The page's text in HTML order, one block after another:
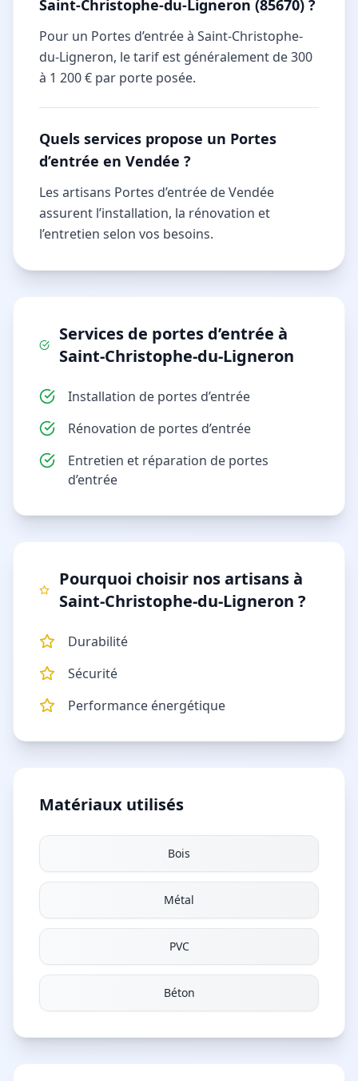
Saint-Christophe-du-Ligneron (85670) ?
Pour un Portes d’entrée à Saint-Christophe-
du-Ligneron, le tarif est généralement de 300
à 1 200 € par porte posée.
Quels services propose un Portes
d’entrée en Vendée ?
Les artisans Portes d’entrée de Vendée
assurent l’installation, la rénovation et
l’entretien selon vos besoins.
Services de portes d’entrée à
Saint-Christophe-du-Ligneron
Installation de portes d’entrée
Rénovation de portes d’entrée
Entretien et réparation de portes
d’entrée
Pourquoi choisir nos artisans à
Saint-Christophe-du-Ligneron ?
Durabilité
Sécurité
Performance énergétique
Matériaux utilisés
Bois
Métal
PVC
Béton